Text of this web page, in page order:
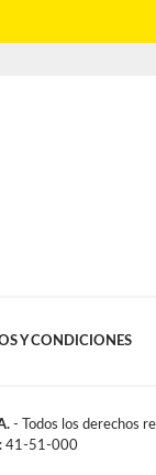
Y CONDICIONES
- Todos los derechos
41-51-000